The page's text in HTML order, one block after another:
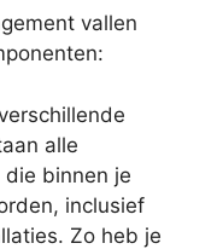
vallen
alle
binnen je
inclusief
Zo heb je